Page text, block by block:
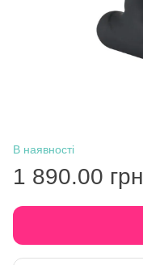
В наявності
1 890.00 грн